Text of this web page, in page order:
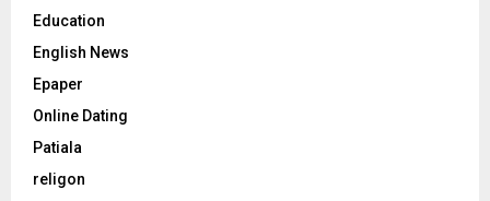
Education
English News
Epaper
Online Dating
Patiala
religon